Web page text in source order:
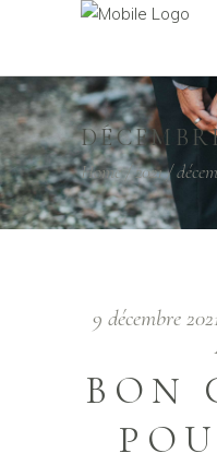
Home/2021/
9 décembre
BON